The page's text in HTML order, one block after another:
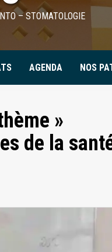
– STOMATOLOGIE
AGENDA NOS
»
de la